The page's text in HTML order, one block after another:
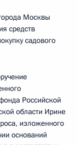
Москвы
средств
садового
Российской
области Ирине
изложенного
оснований